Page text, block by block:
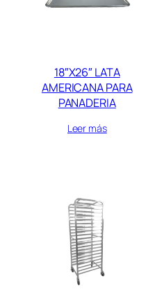
18″X26″ LATA
AMERICANA PARA
PANADERIA
Leer más